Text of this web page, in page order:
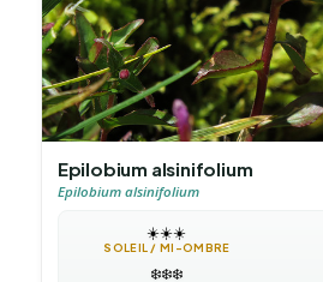
Epilobium alsinifolium
Epilobium alsinifolium
☀️☀️☀️
SOLEIL / MI-OMBRE
❄️❄️❄️